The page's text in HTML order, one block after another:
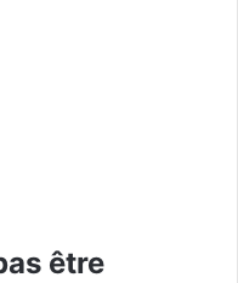
être